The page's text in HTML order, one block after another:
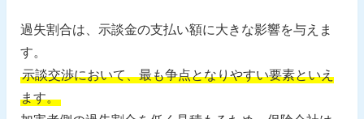
過失割合は、示談金の支払い額に大きな影響を与えま
す。
示談交渉において、最も争点となりやすい要素といえ
ます。